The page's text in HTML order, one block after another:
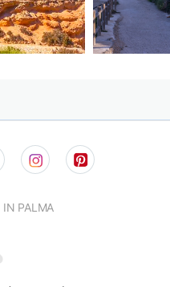
IN PALMA